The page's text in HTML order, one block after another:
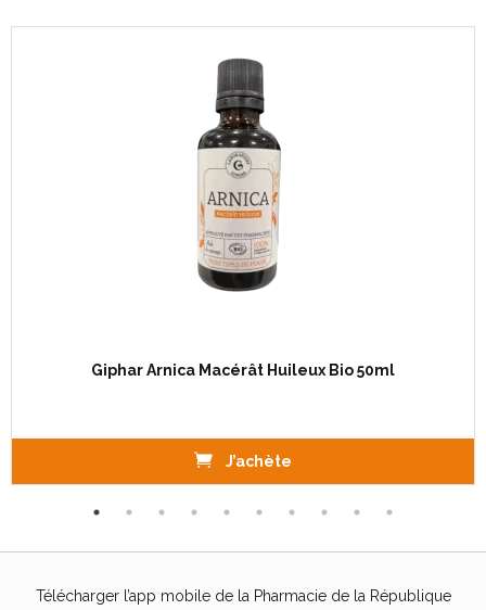
Giphar Arnica Macérât Huileux Bio 50ml
J’achète
Télécharger l’app mobile de la Pharmacie de la République